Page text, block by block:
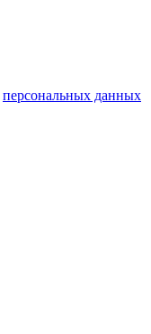
персональных данных